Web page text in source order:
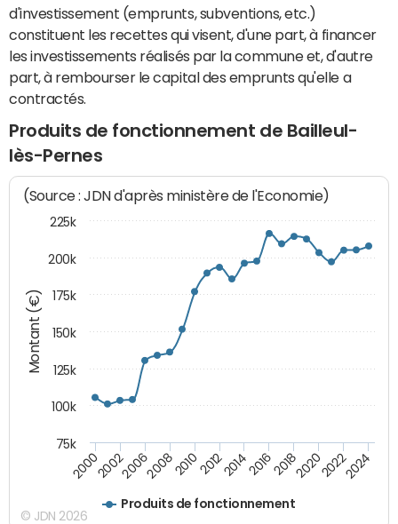
d'investissement (emprunts, subventions, etc.)
constituent les recettes qui visent, d'une part, à financer
les investissements réalisés par la commune et, d'autre
part, à rembourser le capital des emprunts qu'elle a
contractés.
Produits de fonctionnement de Bailleul-
lès-Pernes
Montant (€)
(Source : JDN d'après ministère de l'Economie)
Produits de fonctionnement
200020022006200820102012201420162018202020222024
75k
100k
125k
150k
175k
200k
225k
© JDN 2026